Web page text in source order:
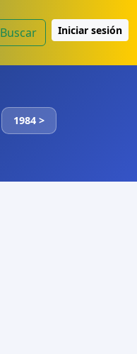
Buscar Iniciar sesión
1984 >